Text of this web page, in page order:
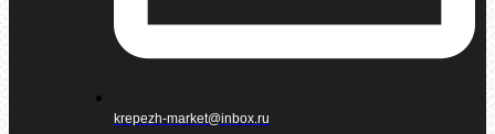
krepezh-market@inbox.ru